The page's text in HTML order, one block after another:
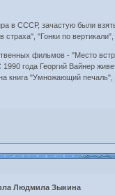
в СССР, зачастую были
"Гонки по
фильмов - "Место
года Георгий Вайнер
книга "Умножающий
Людмила Зыкина